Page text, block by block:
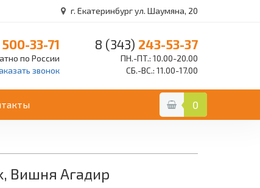
г. Екатеринбург ул. Шаумяна, 20
500-33-71
по России
звонок
8 (343) 243-53-37
ПН.-ПТ.: 10.00-20.00
СБ.-ВС.: 11.00-17.00
0
Вишня Агадир